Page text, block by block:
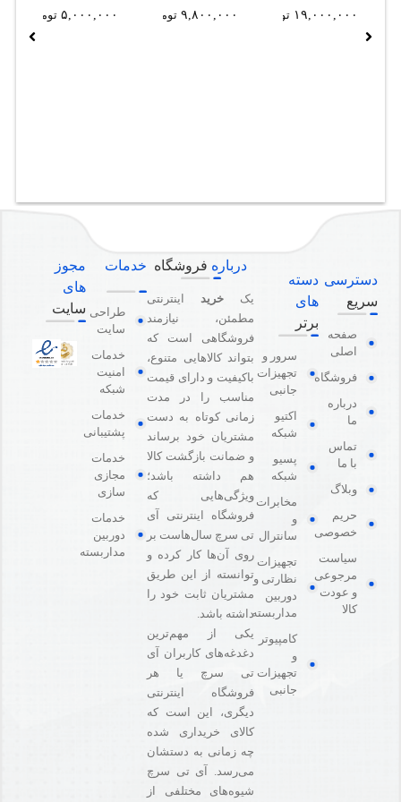
۱۹,۰۰۰,۰۰۰ تومان
۹,۸۰۰,۰۰۰ تومان
۵,۰۰۰,۰۰۰ تومان
دسترسی
سریع
صفحه
اصلی
فروشگاه
درباره
ما
تماس
با ما
وبلاگ
حریم
خصوصی
سیاست
مرجوعی
و عودت
کالا
دسته
های
برتر
سرور و
تجهیزات
جانبی
اکتیو
شبکه
پسیو
شبکه
مخابرات
و
سانترال
تجهیزات
نظارتی و
دوربین
مداربسته
کامپیوتر
و
تجهیزات
جانبی
درباره فروشگاه
یک خرید اینترنتی
مطمئن، نیازمند
فروشگاهی است که
بتواند کالاهایی متنوع،
باکیفیت و دارای قیمت
مناسب را در مدت
زمانی کوتاه به دست
مشتریان خود برساند
و ضمانت بازگشت کالا
هم داشته باشد؛
ویژگی‌هایی که
فروشگاه اینترنتی آی
تی سرچ سال‌هاست بر
روی آن‌ها کار کرده و
توانسته از این طریق
مشتریان ثابت خود را
داشته باشد.
یکی از مهم‌ترین
دغدغه‌های کاربران آی
تی سرچ یا هر
فروشگاه‌ اینترنتی
دیگری، این است که
کالای خریداری شده
چه زمانی به دستشان
می‌رسد. آی تی سرچ
شیوه‌های مختلفی از
خدمات
طراحی
سایت
خدمات
امنیت
شبکه
خدمات
پشتیبانی
خدمات
مجازی
سازی
خدمات
دوربین
مداربسته
مجوز
های
سایت